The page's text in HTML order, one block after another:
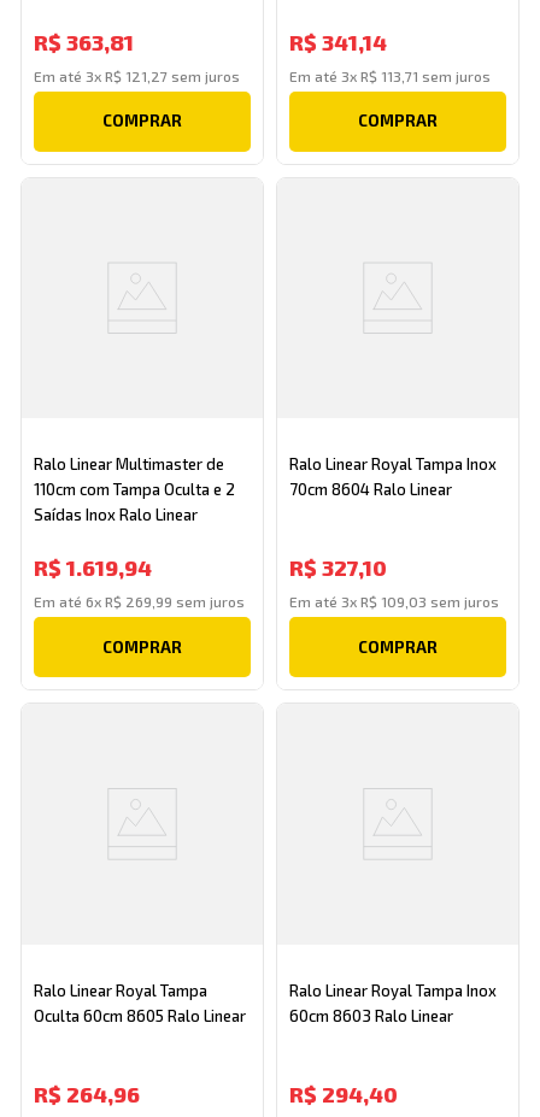
R$ 363,81
Em até 3xR$ 121 27 sem juros
COMPRAR
R$ 341,14
Em até 3x R$ 113 71 sem juros
COMPRAR
Ralo Linear Multimaster de
110cm com Tampa Oculta e 2
Saídas Inox Ralo Linear
R$ 1.619,94
Em até6xR$ 269 99 sem juros
COMPRAR
Ralo Linear Royal Tampa Inox
70cm 8604 Ralo Linear
R$ 327,10
Em até 3x R$ 109 03 sem juros
COMPRAR
Ralo Linear Royal Tampa
Oculta 60cm 8605 Ralo Linear
R$ 264,96
Ralo Linear Royal Tampa Inox
60cm 8603 Ralo Linear
R$ 294,40